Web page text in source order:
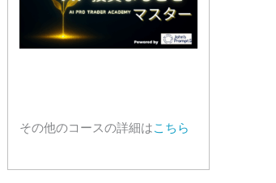
その他のコースの詳細はこちら